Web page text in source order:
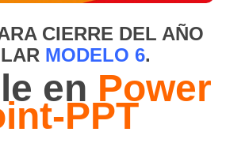
CIERRE DEL AÑO
MODELO 6.
en Power
PPT